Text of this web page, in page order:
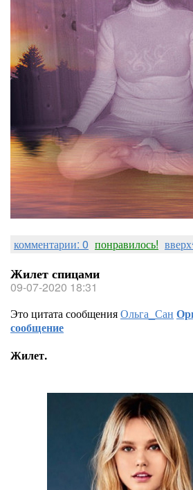
комментарии: 0 понравилось!
Жилет спицами
09-07-2020 18:31
Это цитата сообщенияОльга_Сан
сообщение
Жилет.